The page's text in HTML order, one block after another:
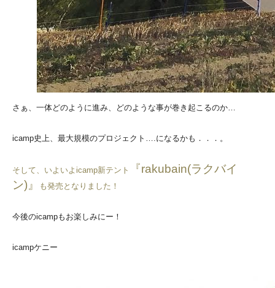
さぁ、一体どのように進み、どのような事が巻き起こるのか…
icamp史上、最大規模のプロジェクト….になるかも．．．。
そして、いよいよicamp新テント
『rakubain(ラクバイ
ン)』
も発売となりました！
今後のicampもお楽しみにー！
icampケニー